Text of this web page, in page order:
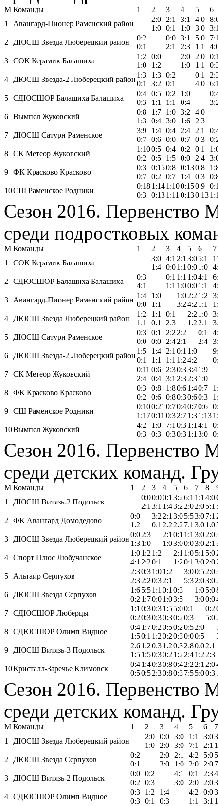
М Команды 1 2 3 4 5
6
1
Авангард-Пионер Раменский район
2:0
1:0
2:1
0:1
3:1
1:0
4:0
3:0
2
ДЮСШ Звезда Люберецкий район
0:2
0:1
0:0
2:1
3:1
2:3
5:0
1:1
3 СОК Керамик Балашиха
1:2
1:0
0:0
1:2
2:0
1:0
2:0
1:1
4
ДЮСШ Звезда-2 Люберецкий район
1:3
0:1
1:3
3:2
0:2
0:1
0:1
4:0
5 СДЮСШОР Балашиха Балашиха
0:4
0:3
0:5
1:1
0:2
1:1
1:0
0:4
6 Вымпел Жуковский
0:8
1:3
1:7
0:4
1:0
3:0
3:2
1:6
4:0
2:3
7
ДЮСШ Сатурн Раменское
3:9
0:7
1:4
0:6
0:4
0:0
2:4
0:7
2:1
0:3
8 СК Метеор Жуковский
1:10
0:2
0:5
0:5
0:4
1:5
0:2
0:0
0:1
2:4
9 ФК Красково Красково
0:3
0:7
0:15
0:2
0:8
0:7
0:13
1:4
0:8
0:3
10СШ Раменское Родники
0:18
0:3
1:14
0:13
1:10
1:11
0:15
0:13
0:9
0:13
Сезон 2016. Первенство
среди подростковых
М Команды 1 2 3 4 5 6
7
1
СОК Керамик Балашиха
3:0
1:4
4:1
0:0
2:1
1:1
3:0
0:0
5:1
1:0
2
СДЮСШОР Балашиха Балашиха
0:3
4:1
0:1
1:1
1:1
1:0
1:0
0:0
4:1
1:1
3
Авангард-Пионер Раменский район
1:4
0:0
1:0
1:1
1:0
3:2
2:2
4:2
1:2
1:1
4
ДЮСШ Звезда Люберецкий район
1:2
1:1
1:1
0:1
0:1
2:3
2:2
1:2
1:0
2:1
5
ДЮСШ Сатурн Раменское
0:3
0:0
0:1
0:0
2:2
2:4
2:2
2:1
0:1
2:4
6
ДЮСШ Звезда-2 Люберецкий район
1:5
0:1
1:4
1:1
2:1
1:1
0:1
1:2
1:0
4:2
7 СК Метеор Жуковский
0:11
2:4
0:6
0:4
2:3
3:1
0:3
2:3
3:4
2:3
1:9
1:0
8 ФК Красково Красково
0:3
0:2
0:8
0:6
1:8
0:8
0:6
0:3
1:4
0:6
0:7
0:3
9 СШ Раменское Родники
0:10
1:17
0:21
0:11
0:7
0:3
0:4
2:7
0:7
1:3
0:6
1:13
10Вымпел Жуковский
4:2
0:3
1:0
0:3
7:1
0:3
0:3
0:3
1:1
1:1
4:1
3:0
Сезон 2016. Первенство
среди детских команд.
М Команды 1 2 3 4 5 6 7 8
1
ДЮСШ Витязь-2 Подольск
0:0
2:1
0:0
3:1
0:1
1:4
3:2
3:2
6:1
2:0
1:1
2:0
4:0
5:1
2
ФК Авангард Домодедово
0:0
1:2
3:2
0:1
2:1
2:2
3:0
2:2
5:5
7:1
3:0
3:0
7:1
1:0
3
ДЮСШ Звезда Люберецкий район
0:0
1:3
2:3
1:0
2:1
1:0
0:1
3:0
1:1
0:0
3:0
3:0
2:0
2:1
4 Спорт Плюс Любучанское
1:0
4:1
1:2
2:2
1:2
0:1
2:1
1:2
1:0
0:1
5:1
3:0
5:0
2:0
5
Альтаир Серпухов
2:3
2:3
0:3
2:2
1:0
0:3
1:2
2:1
3:0
5:3
0:5
2:0
2:0
3:0
6
ДЮСШ Звезда Серпухов
1:6
0:2
5:5
1:7
1:1
0:0
0:1
1:0
0:3
3:5
1:0
3:0
5:0
0:0
7 СДЮСШОР Люберцы
1:1
0:2
0:3
0:3
0:3
0:3
1:5
0:3
5:0
0:2
0:1
0:3
0:2
5:0
8 СДЮСШОР Олимп Видное
0:4
1:5
1:7
0:1
0:2
1:2
0:5
0:2
0:2
0:3
0:5
0:0
2:0
0:5
9
ДЮСШ Витязь-3 Подольск
2:6
1:5
1:2
1:5
0:3
0:3
1:2
0:2
0:3
1:2
2:8
2:4
0:0
1:2
2:1
2:3
10Кристалл-Заречье Климовск
0:4
0:5
1:4
0:5
0:3
2:3
0:8
0:8
0:4
0:3
2:2
7:5
2:1
5:0
2:0
0:3
Сезон 2016. Первенство
среди детских команд.
М Команды 1 2 3 4 5 6
7
1
ДЮСШ Звезда Люберецкий район
2:0
1:0
0:0
2:0
3:0
3:0
1:1
7:1
3:0
2:1
2
ДЮСШ Звезда Серпухов
0:2
0:1
2:0
3:0
2:1
1:0
4:2
2:0
5:0
2:0
3
ДЮСШ Витязь-2 Подольск
0:0
0:2
0:2
0:3
4:1
3:0
0:1
2:0
2:3
2:0
4 СДЮСШОР Олимп Видное
0:3
0:3
1:2
0:1
1:4
0:3
4:2
1:1
0:0
3:1